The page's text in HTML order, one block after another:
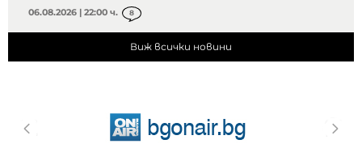
06.08.2026 | 22:00 ч. 8
Виж всички новини